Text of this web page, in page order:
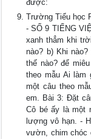
được:
Trường Tiểu học
- SỐ 9 TIẾNG
xanh thẳm khi
nào? b) Khi
thế nào? để
theo mẫu Ai
một câu theo
em. Bài 3: Đặt
Cô bé ấy là một
lượng vô hạn. -
vườn, chim chóc